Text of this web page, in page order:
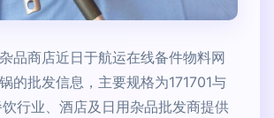
品商店近日于航运在线备件物料网
的批发信息，主要规格为171701与
行业、酒店及日用杂品批发商提供